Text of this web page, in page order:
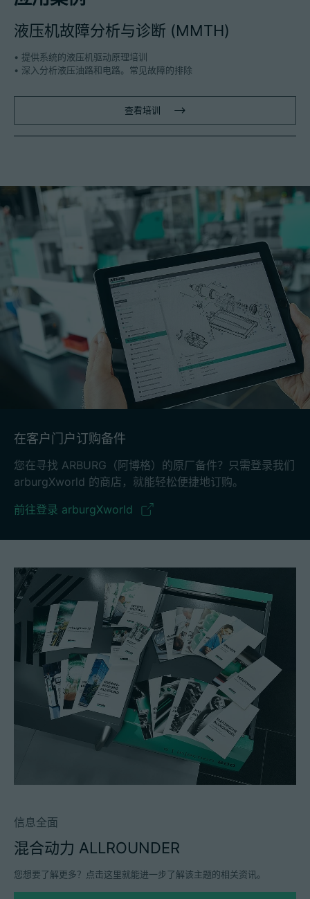
液压机故障分析与诊断 (MMTH)
• 提供系统的液压机驱动原理培训
• 深入分析液压油路和电路。常见故障的排除
查看培训
在客户门户订购备件
您在寻找 ARBURG（阿博格）的原厂备件？只需登录我们
arburgXworld 的商店，就能轻松便捷地订购。
前往登录 arburgXworld
信息全面
混合动力 ALLROUNDER
您想要了解更多？点击这里就能进一步了解该主题的相关资讯。